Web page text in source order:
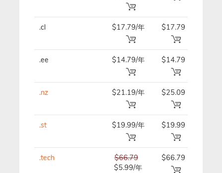
.cl $17.79/年 $17.79
.ee $14.79/年 $14.79
.nz $21.19/年 $25.09
.st $19.99/年 $19.99
.tech
$66.79
$5.99/年
$66.79